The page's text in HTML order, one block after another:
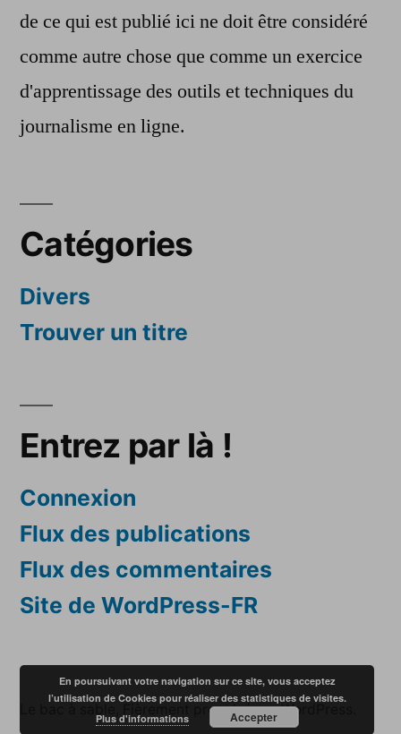
de ce qui est publié ici ne doit être considéré
comme autre chose que comme un exercice
d'apprentissage des outils et techniques du
journalisme en ligne.
Catégories
Divers
Trouver un titre
Entrez par là !
Connexion
Flux des publications
Flux des commentaires
Site de WordPress-FR
Fièrement propulsé par WordPress.
En poursuivant votre navigation sur ce site, vous acceptez
l’utilisation de Cookies pour réaliser des statistiques de visites.
Plus d'informations
Accepter